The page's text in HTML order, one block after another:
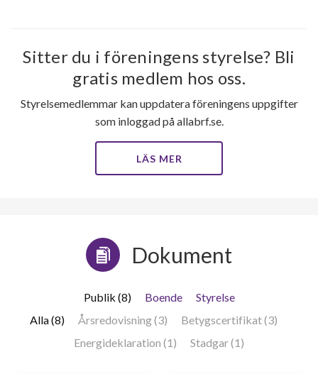
Sitter du i föreningens styrelse? Bli
gratis medlem hos oss.
Styrelsemedlemmar kan uppdatera föreningens uppgifter
som inloggad på allabrf.se.
LÄS MER
Dokument
Publik (8) Boende
Styrelse
Alla (8)
Årsredovisning (3)
Betygscertifikat (3)
Energideklaration (1)
Stadgar (1)